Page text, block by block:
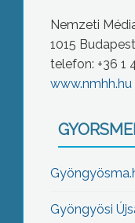
Nemzeti
1015
telefon: +36 1
www.nmhh.hu
Gyöngyösi